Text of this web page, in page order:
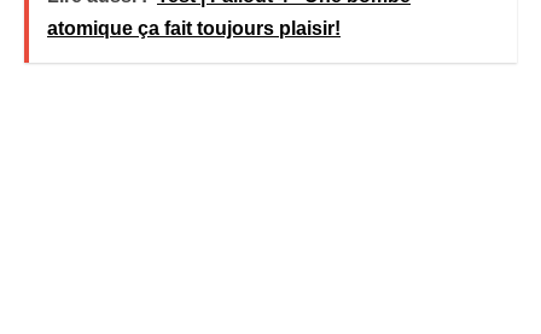
atomique ça fait toujours plaisir!